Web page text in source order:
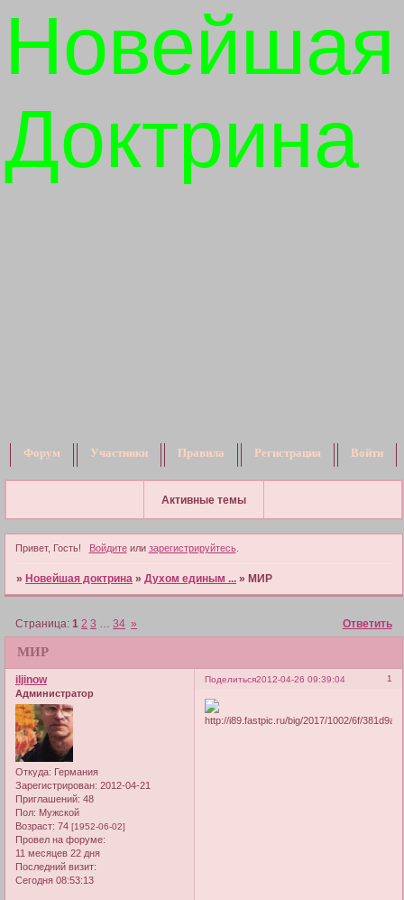
Новейшая
Доктрина
Форум Участники Правила Регистрация Войти
Активные темы
Привет, Гость! Войдитеили зарегистрируйтесь.
»Новейшая доктрина »Духом единым ... »МИР
МИР
Страница:1 2 3 … 34 » Ответить
Поделиться 1
2012-04-26 09:39:04
iljinow
Администратор
Откуда: Германия
Зарегистрирован: 2012-04-21
Приглашений: 48
Пол: Мужской
Возраст: 74 [1952-06-02]
Провел на форуме:
11 месяцев 22 дня
Последний визит:
Сегодня 08:53:13